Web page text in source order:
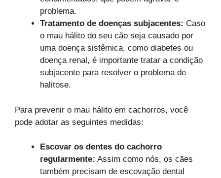
problema.
Tratamento de doenças subjacentes: Caso
o mau hálito do seu cão seja causado por
uma doença sistêmica, como diabetes ou
doença renal, é importante tratar a condição
subjacente para resolver o problema de
halitose.
Para prevenir o mau hálito em cachorros, você
pode adotar as seguintes medidas:
Escovar os dentes do cachorro
regularmente: Assim como nós, os cães
também precisam de escovação dental